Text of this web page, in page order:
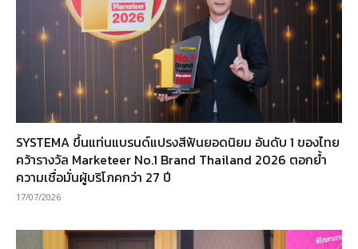
SYSTEMA ขึ้นแท่นแบรนด์แปรงสีฟันยอดนิยม อันดับ 1 ของไทย
คว้ารางวัล Marketeer No.1 Brand Thailand 2026 ตอกย้ำ
ความเชื่อมั่นผู้บริโภคกว่า 27 ปี
17/07/2026